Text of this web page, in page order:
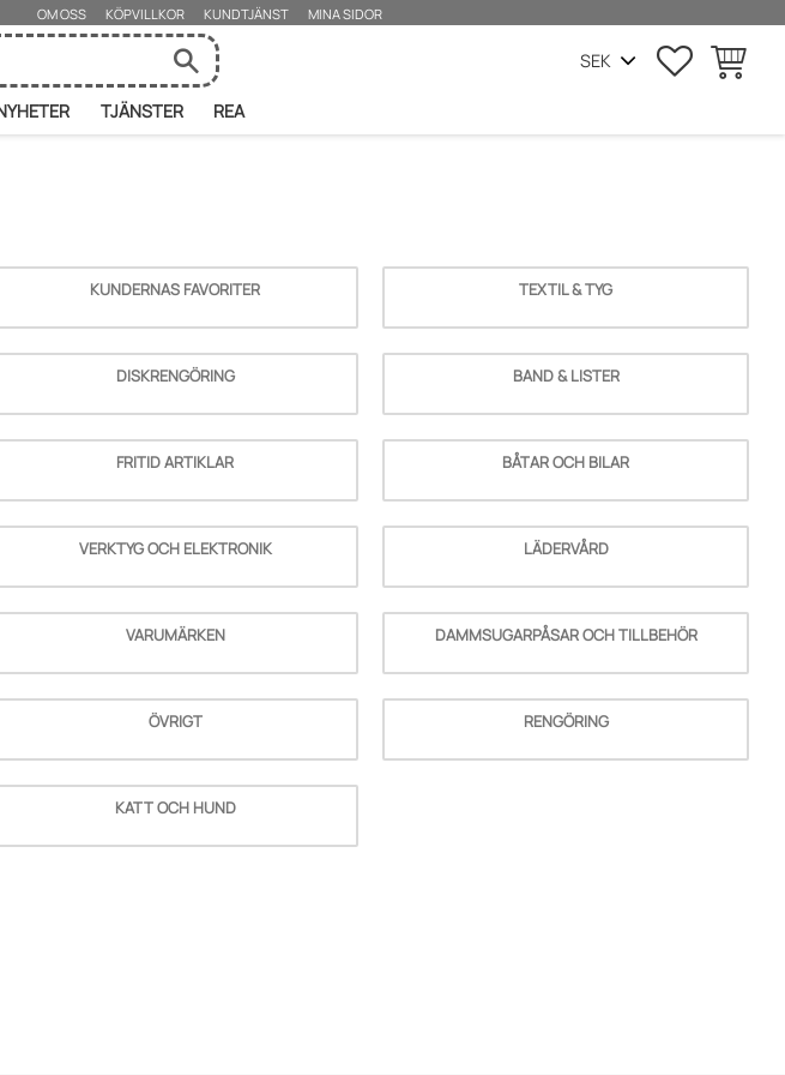
OM OSS KÖPVILLKOR KUNDTJÄNST MINA SIDOR
FAVORITER
TJÄNSTER REA
KUNDERNAS FAVORITER TEXTIL & TYG
DISKRENGÖRING BAND & LISTER
FRITID ARTIKLAR BÅTAR OCH BILAR
VERKTYG OCH ELEKTRONIK LÄDERVÅRD
VARUMÄRKEN DAMMSUGARPÅSAR OCH TILLBEHÖR
ÖVRIGT RENGÖRING
KATT OCH HUND